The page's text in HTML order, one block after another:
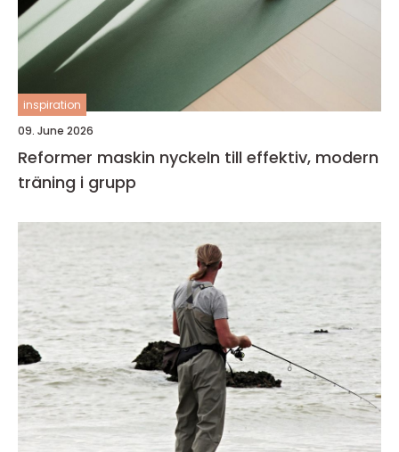
inspiration
09. June 2026
Reformer maskin nyckeln till effektiv, modern
träning i grupp